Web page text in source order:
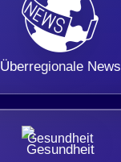
Überregionale News
Gesundheit